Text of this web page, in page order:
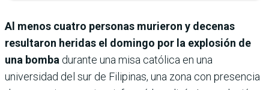
Al menos cuatro personas murieron y decenas
resultaron heridas el domingo por la explosión de
una bomba durante una misa católica en una
universidad del sur de Filipinas, una zona con presencia